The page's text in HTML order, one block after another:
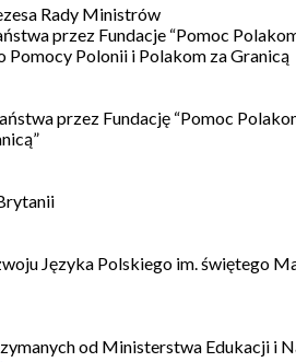
Rady Ministrów
przez Fundacje “Pomoc
Polonii i Polakom za Granicą
przez Fundację “Pomoc
Języka Polskiego im. świętego
od Ministerstwa Edukacji i